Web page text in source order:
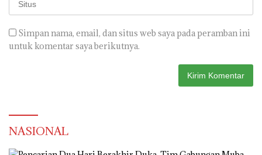
Simpan nama, email, dan situs web saya pada peramban ini
untuk komentar saya berikutnya.
NASIONAL